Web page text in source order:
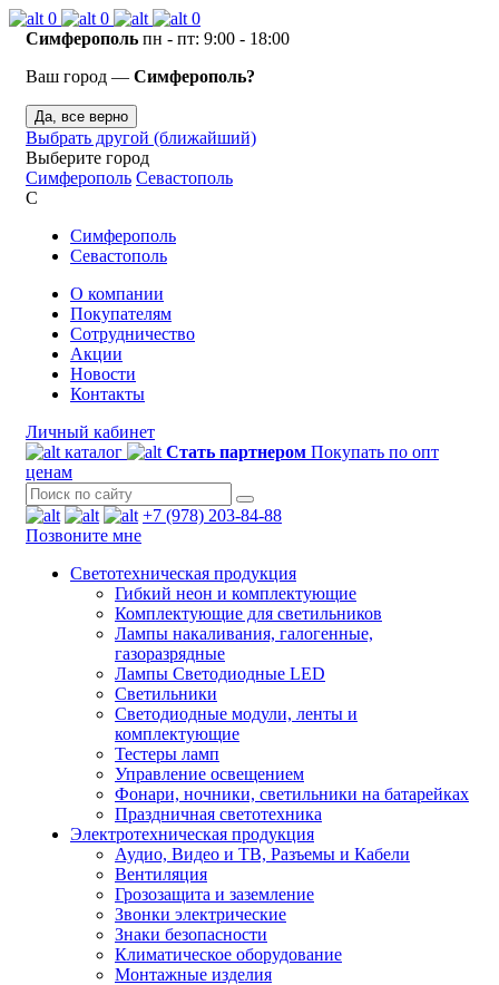
0 0
0
Симферополь пн - пт: 9:00 - 18:00
Ваш город — Симферополь?
Да, все верно
Выбрать другой (ближайший)
Выберите город
Симферополь Севастополь
С
Симферополь
Севастополь
О компании
Покупателям
Сотрудничество
Акции
Новости
Контакты
Личный кабинет
каталог
Стать партнером Покупать по опт
ценам
+7 (978) 203-84-88
Позвоните мне
Светотехническая продукция
Гибкий неон и комплектующие
Комплектующие для светильников
Лампы накаливания, галогенные,
газоразрядные
Лампы Светодиодные LED
Светильники
Светодиодные модули, ленты и
комплектующие
Тестеры ламп
Управление освещением
Фонари, ночники, светильники на батарейках
Праздничная светотехника
Электротехническая продукция
Аудио, Видео и ТВ, Разъемы и Кабели
Вентиляция
Грозозащита и заземление
Звонки электрические
Знаки безопасности
Климатическое оборудование
Монтажные изделия